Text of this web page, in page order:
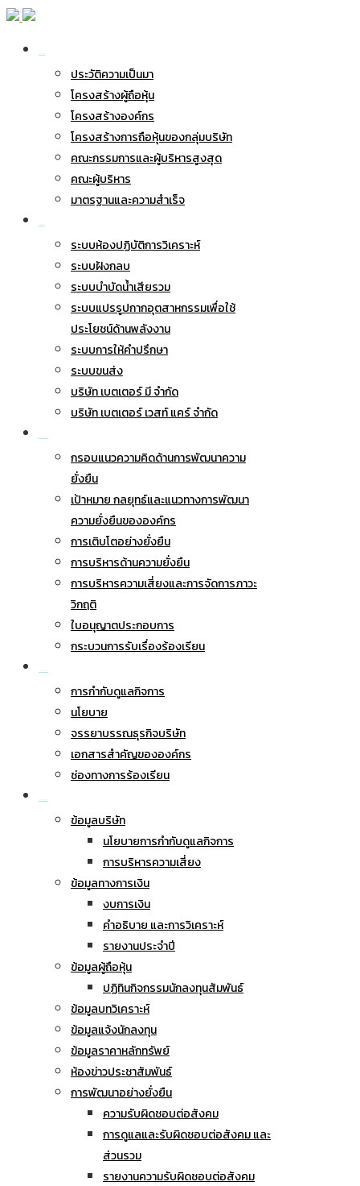
ประวัติความเป็นมา
โครงสร้างผู้ถือหุ้น
โครงสร้างองค์กร
โครงสร้างการถือหุ้นของกลุ่มบริษัท
คณะกรรมการและผู้บริหารสูงสุด
คณะผู้บริหาร
มาตรฐานและความสำเร็จ
ระบบห้องปฏิบัติการวิเคราะห์
ระบบฝังกลบ
ระบบบำบัดน้ำเสียรวม
ระบบแปรรูปกากอุตสาหกรรมเพื่อใช้
ประโยชน์ด้านพลังงาน
ระบบการให้คำปรึกษา
ระบบขนส่ง
บริษัท เบตเตอร์ มี จำกัด
บริษัท เบตเตอร์ เวสท์ แคร์ จำกัด
กรอบแนวความคิดด้านการพัฒนาความ
ยั่งยืน
เป้าหมาย กลยุทธ์และแนวทางการพัฒนา
ความยั่งยืนขององค์กร
การเติบโตอย่างยั่งยืน
การบริหารด้านความยั่งยืน
การบริหารความเสี่ยงและการจัดการภาวะ
วิกฤติ
ใบอนุญาตประกอบการ
กระบวนการรับเรื่องร้องเรียน
การกำกับดูแลกิจการ
นโยบาย
จรรยาบรรณธุรกิจบริษัท
เอกสารสำคัญขององค์กร
ช่องทางการร้องเรียน
ข้อมูลบริษัท
นโยบายการกำกับดูแลกิจการ
การบริหารความเสี่ยง
ข้อมูลทางการเงิน
งบการเงิน
คำอธิบาย และการวิเคราะห์
รายงานประจำปี
ข้อมูลผู้ถือหุ้น
ปฏิทินกิจกรรมนักลงทุนสัมพันธ์
ข้อมูลบทวิเคราะห์
ข้อมูลแจ้งนักลงทุน
ข้อมูลราคาหลักทรัพย์
ห้องข่าวประชาสัมพันธ์
การพัฒนาอย่างยั่งยืน
ความรับผิดชอบต่อสังคม
การดูแลและรับผิดชอบต่อสังคม และ
ส่วนรวม
รายงานความรับผิดชอบต่อสังคม